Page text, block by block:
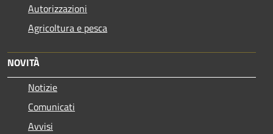
Autorizzazioni
Agricoltura e pesca
NOVITÀ
Notizie
Comunicati
Avvisi